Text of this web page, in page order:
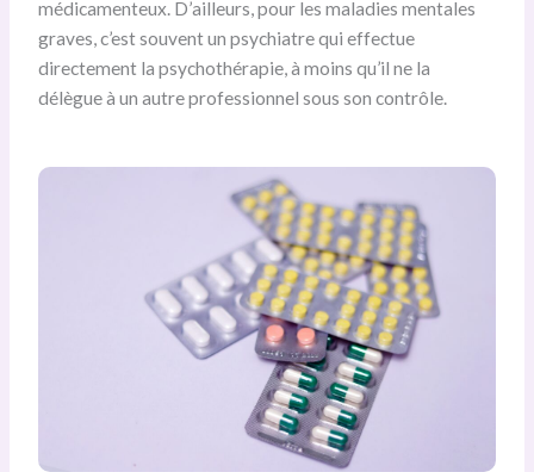
médicamenteux. D’ailleurs, pour les maladies mentales
graves, c’est souvent un psychiatre qui effectue
directement la psychothérapie, à moins qu’il ne la
délègue à un autre professionnel sous son contrôle.